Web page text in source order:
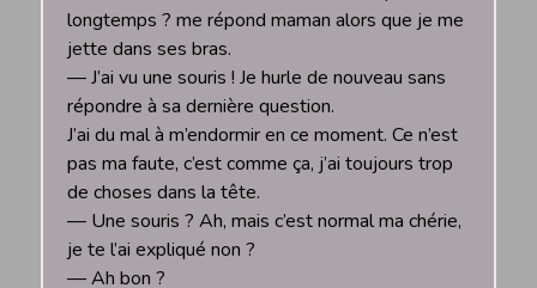
longtemps ? me répond maman alors que je me
jette dans ses bras.
— J’ai vu une souris ! Je hurle de nouveau sans
répondre à sa dernière question.
J’ai du mal à m’endormir en ce moment. Ce n’est
pas ma faute, c’est comme ça, j’ai toujours trop
de choses dans la tête.
— Une souris ? Ah, mais c’est normal ma chérie,
je te l’ai expliqué non ?
— Ah bon ?